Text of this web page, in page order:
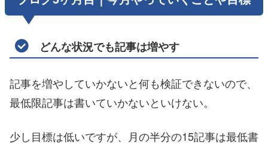
どんな状況でも記事は増やす
記事を増やしていかないと何も検証できないので、
最低限記事は書いていかないといけない。
少し目標は低いですが、月の半分の15記事は最低書